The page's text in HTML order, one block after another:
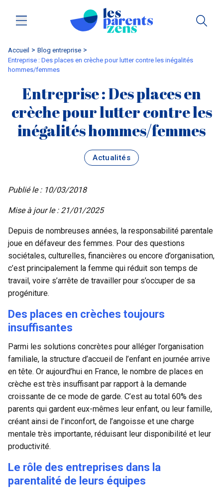
Accueil
blog entreprise
Entreprise : Des places en crèche pour lutter contre les inégalités
hommes/femmes
Entreprise : Des places en
crèche pour lutter contre les
inégalités hommes/femmes
Actualités
Publié le : 10/03/2018
Mise à jour le : 21/01/2025
Depuis de nombreuses années, la responsabilité parentale
joue en défaveur des femmes. Pour des questions
sociétales, culturelles, financières ou encore d’organisation,
c’est principalement la femme qui réduit son temps de
travail, voire s’arrête de travailler pour s’occuper de sa
progéniture.
Des places en crèches toujours
insuffisantes
Parmi les solutions concrètes pour alléger l’organisation
familiale, la structure d’accueil de l’enfant en journée arrive
en tête. Or aujourd’hui en France, le nombre de places en
crèche est très insuffisant par rapport à la demande
croissante de ce mode de garde. C’est au total 60% des
parents qui gardent eux-mêmes leur enfant, ou leur famille,
créant ainsi de l’inconfort, de l’angoisse et une charge
mentale très importante, réduisant leur disponibilité et leur
productivité.
Le rôle des entreprises dans la
parentalité de leurs équipes